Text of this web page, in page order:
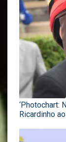
‘Photochart:
Ricardinho